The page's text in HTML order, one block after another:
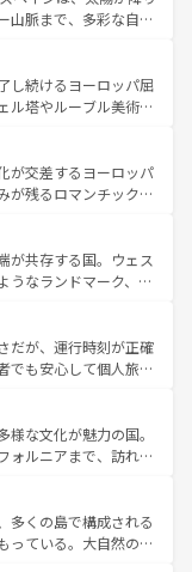
料理を堪能することも
い旅をしてみよう！
ンツ一覧 を参照してほ
山脈まで、多彩な自然
ラメンコ、熱気あふ
生活の一部となってい
囲気や、バルセロナの
まで多彩な表情を見
なるスペインはその個
魅了する。 なお、新着のスペイン情報はコ
し続けるヨーロッパ屈
ル塔やルーブル美術館
な宮殿、歴史的な大
自然が、訪れる者を心
食の国としても知ら
ス、プロヴァンスの
楽しみ方が可能だ。さ
れており、どの街角に
異なる文化を体験で
ンス情報はコンテンツ一覧
が交差するヨーロッパ
が残るロマンチック街
きることがない。ベ
のアルプスの絶景、そ
た風景は必見。ビール
お、新着の
してほしい。
が共存する国。ウェス
うなランドマーク、歴
優雅なアフタヌーン
英国パブ、サッカー観
も豊富。イギリスを旅
だが、運行時刻が正確
でも安心して個人旅行
らではのユニークな
く町歩きも満喫する
め物価も高いが、旅行
る。 なお、新
を参照してほしい。
な文化が魅力の国。
ォルニアまで、訪れる
ング、エンターテイ
トだ。一方、アメリカ
キャニオンやイエロー
多くの島で構成される
っている。大自然の神